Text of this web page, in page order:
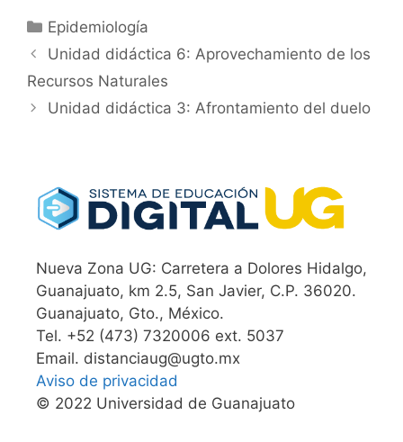
Categorías
Epidemiología
Unidad didáctica 6: Aprovechamiento de los
Recursos Naturales
Unidad didáctica 3: Afrontamiento del duelo
Nueva Zona UG: Carretera a Dolores Hidalgo,
Guanajuato, km 2.5, San Javier, C.P. 36020.
Guanajuato, Gto., México.
Tel. +52 (473) 7320006 ext. 5037
Email. distanciaug@ugto.mx
Aviso de privacidad
© 2022 Universidad de Guanajuato